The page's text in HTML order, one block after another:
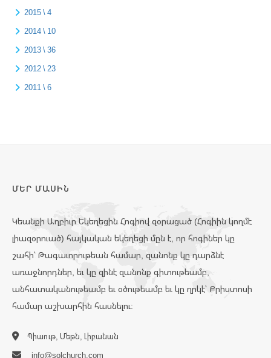
2015 \ 4
2014 \ 10
2013 \ 36
2012 \ 23
2011 \ 6
ՄԵՐ ՄԱՍԻՆ
Կեանքի Աղբիւր Եկեղեցին Հոգիով զօրացած (Հոգիին կողմէ
լիազօրուած) հայկական եկեղեցի մըն է, որ հոգիներ կը
շահի՝ Թագաւորութեան համար, զանոնք կը դարձնէ
առաջնորդներ, եւ կը զինէ զանոնք գիտութեամբ,
անհատականութեամբ եւ օծութեամբ եւ կը ղրկէ՝ Քրիստոսի
համար աշխարհին հասնելու:
Պիաութ, Մեթն, Լիբանան
info@solchurch.com